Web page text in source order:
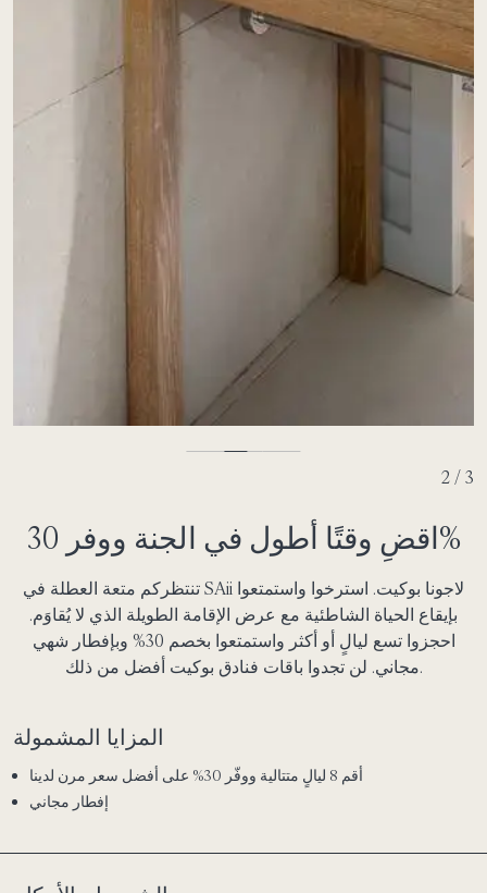
2 / 3
اقضِ وقتًا أطول في الجنة ووفر 30%
تنتظركم متعة العطلة في SAii لاجونا بوكيت. استرخوا واستمتعوا
بإيقاع الحياة الشاطئية مع عرض الإقامة الطويلة الذي لا يُقاوَم.
احجزوا تسع ليالٍ أو أكثر واستمتعوا بخصم 30% وبإفطار شهي
مجاني. لن تجدوا باقات فنادق بوكيت أفضل من ذلك.
المزايا المشمولة
أقم 8 ليالٍ متتالية ووفّر 30% على أفضل سعر مرن لدينا
إفطار مجاني